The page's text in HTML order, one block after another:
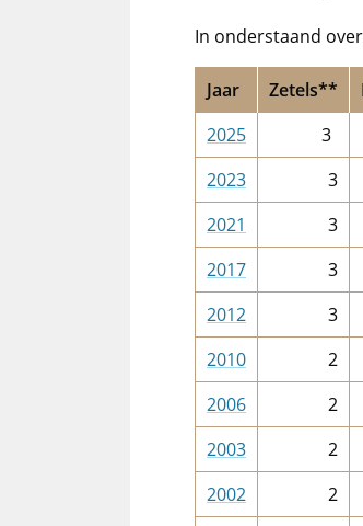
In onderstaand
Jaar Zetels**
2025
3
2023
3
2021
3
2017
3
2012
3
2010
2
2006
2
2003
2
2002
2